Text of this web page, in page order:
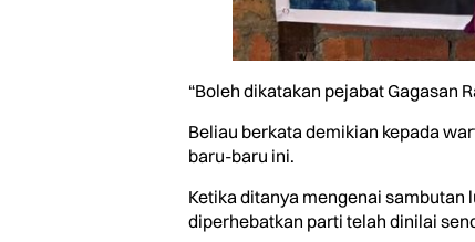
“Boleh dikatakan pejabat Gagasan
Beliau berkata demikian kepada
baru-baru ini.
Ketika ditanya mengenai sambutan
diperhebatkan parti telah dinilai